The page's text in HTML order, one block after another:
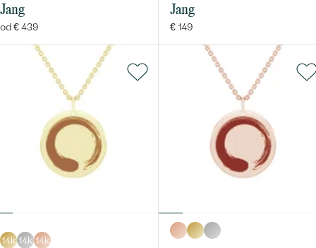
Jang
od € 439
Jang
€ 149
14k 14k 14k